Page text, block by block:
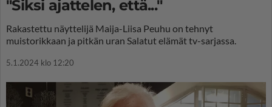
"Siksi ajattelen, että..."
Rakastettu näyttelijä Maija-Liisa Peuhu on tehnyt
muistorikkaan ja pitkän uran Salatut elämät tv-sarjassa.
5.1.2024 klo 12:20